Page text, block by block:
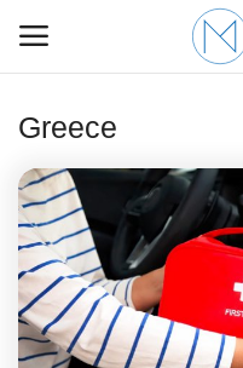
Contact Us
Politique
Business
Greece